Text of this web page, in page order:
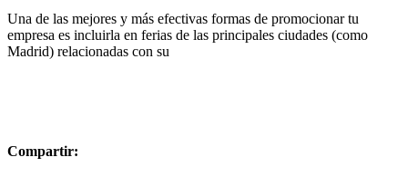
Una de las mejores y más efectivas formas de promocionar tu
empresa es incluirla en ferias de las principales ciudades (como
Madrid) relacionadas con su
Compartir: